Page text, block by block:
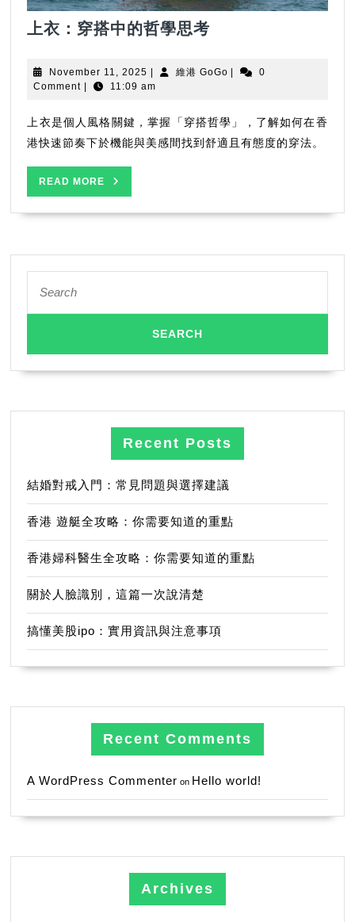
上衣：穿搭中的哲學思考
穿
的
哲
November 11, 2025 November
11,
維港 GoGo維
0
Comment
11:09 am
上衣是個人風格關鍵，掌握「穿搭哲學」，了解如何在香
港快速節奏下於機能與美感間找到舒適且有態度的穿法。
READ MORE
MORE
for:
Recent Posts
結婚對戒入門：常見問題與選擇建議
香港 遊艇全攻略：你需要知道的重點
香港婦科醫生全攻略：你需要知道的重點
關於人臉識別，這篇一次說清楚
搞懂美股ipo：實用資訊與注意事項
Recent Comments
A WordPress Commenter on Hello world!
Archives